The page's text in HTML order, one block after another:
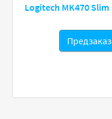
Logitech MK470 Slim
Предзаказ